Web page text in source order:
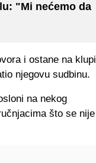
"Mi nećemo da
i ostane na klupi
njegovu sudbinu.
na nekog
što se nije